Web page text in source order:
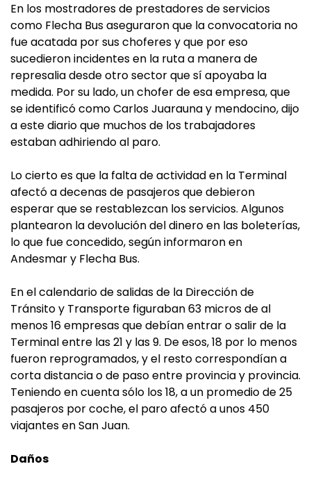
En los mostradores de prestadores de servicios
como Flecha Bus aseguraron que la convocatoria no
fue acatada por sus choferes y que por eso
sucedieron incidentes en la ruta a manera de
represalia desde otro sector que sí apoyaba la
medida. Por su lado, un chofer de esa empresa, que
se identificó como Carlos Juarauna y mendocino, dijo
a este diario que muchos de los trabajadores
estaban adhiriendo al paro.
Lo cierto es que la falta de actividad en la Terminal
afectó a decenas de pasajeros que debieron
esperar que se restablezcan los servicios. Algunos
plantearon la devolución del dinero en las boleterías,
lo que fue concedido, según informaron en
Andesmar y Flecha Bus.
En el calendario de salidas de la Dirección de
Tránsito y Transporte figuraban 63 micros de al
menos 16 empresas que debían entrar o salir de la
Terminal entre las 21 y las 9. De esos, 18 por lo menos
fueron reprogramados, y el resto correspondían a
corta distancia o de paso entre provincia y provincia.
Teniendo en cuenta sólo los 18, a un promedio de 25
pasajeros por coche, el paro afectó a unos 450
viajantes en San Juan.
Daños